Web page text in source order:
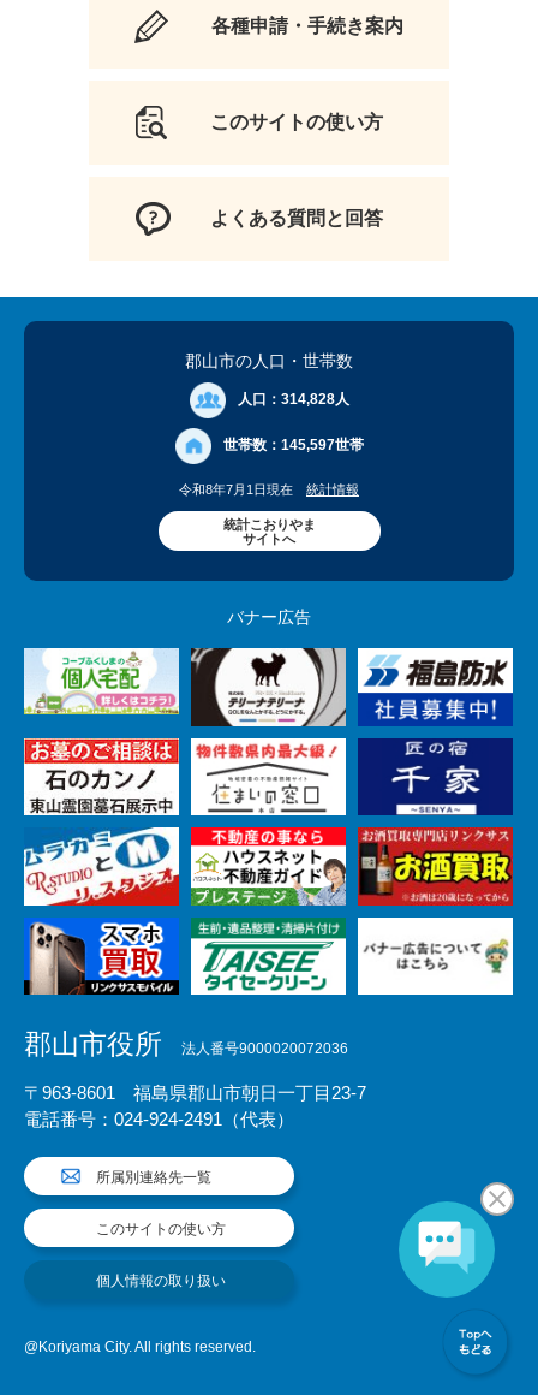
各種申請・手続き案内
このサイトの使い方
よくある質問と回答
郡山市の人口 ・世帯数
人口： 314,828人
世帯数： 145,597世帯
令和8年7月1日現在 統計情報
統計こおりやま
サイトへ
バナー広告
郡山市役所 法人番号9000020072036
〒963-8601 福島県郡山市朝日一丁目23-7
電話番号：024-924-2491（代表）
所属別連絡先一覧
このサイトの使い方
個人情報の取り扱い
@Koriyama City. All rights reserved.